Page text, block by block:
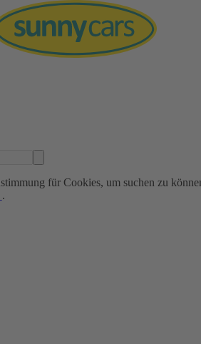
für Cookies, um suchen zu
.